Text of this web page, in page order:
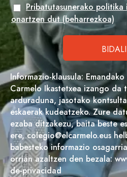
Pribatutasunerako
onartzen dut (beharrezkoa)
Informazio-klausula:
Carmelo Ikastetxea izango da
arduraduna, jasotako
eskaerak kudeatzeko. Zure
ezaba ditzakezu, baita beste
ere, colegio@elcarmelo.eus
babesteko informazio
orrian azaltzen den bezala:
de-privacidad